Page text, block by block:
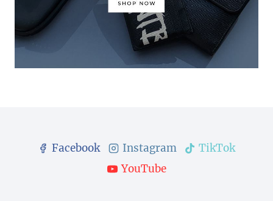
Facebook Instagram
TikTok
YouTube